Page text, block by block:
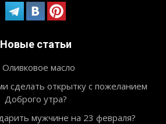
Новые статьи
Оливковое масло
сделать открытку с пожеланием
Доброго утра?
мужчине на 23 февраля?